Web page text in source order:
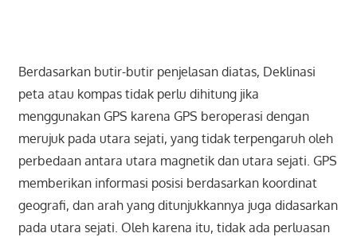
Berdasarkan butir-butir penjelasan diatas, Deklinasi
peta atau kompas tidak perlu dihitung jika
menggunakan GPS karena GPS beroperasi dengan
merujuk pada utara sejati, yang tidak terpengaruh oleh
perbedaan antara utara magnetik dan utara sejati. GPS
memberikan informasi posisi berdasarkan koordinat
geografi, dan arah yang ditunjukkannya juga didasarkan
pada utara sejati. Oleh karena itu, tidak ada perluasan